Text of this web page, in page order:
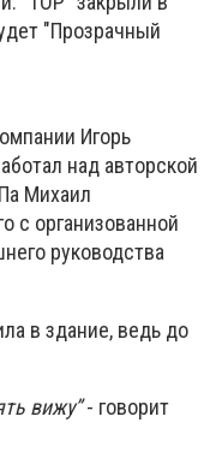
"Прозрачный
Игорь
над авторской
Михаил
с организованной
руководства
в здание, ведь до
вижу”- говорит